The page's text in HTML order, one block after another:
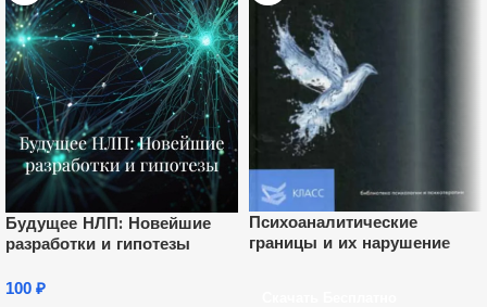
Будущее НЛП: Новейшие
разработки и гипотезы
100 ₽
Психоаналитические
границы и их нарушение